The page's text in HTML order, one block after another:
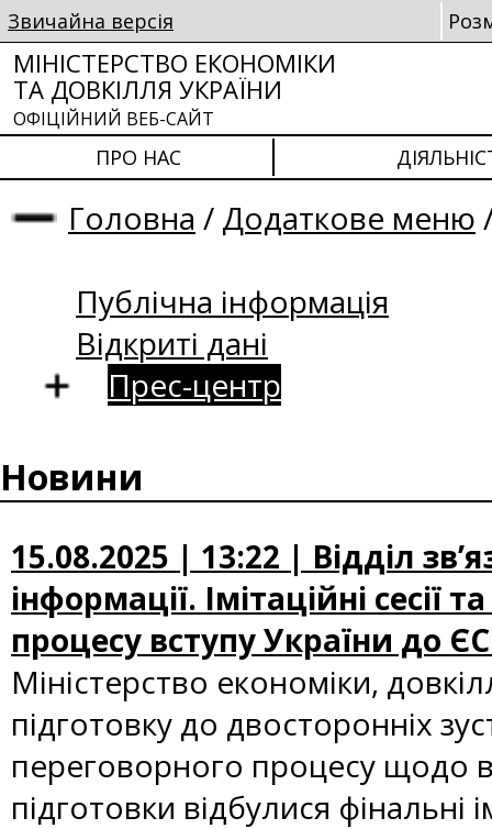
Звичайна версія
МІНІСТЕРСТВО ЕКОНОМІКИ
ТА ДОВКІЛЛЯ УКРАЇНИ
ОФІЦІЙНИЙ ВЕБ-САЙТ
ПРО НАС
Головна / Додаткове меню
Публічна інформація
Відкриті дані
Прес-центр
Новини
15.08.2025 | 13:22 | Відділ
інформації. Імітаційні сесії
процесу вступу України до
Міністерство економіки,
підготовку до двосторонніх
переговорного процесу щодо
підготовки відбулися фінальні